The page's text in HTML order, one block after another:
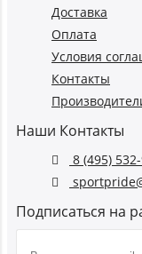
Доставка
Оплата
Условия
Контакты
Наши Контакты
8 (495)
Подписаться на